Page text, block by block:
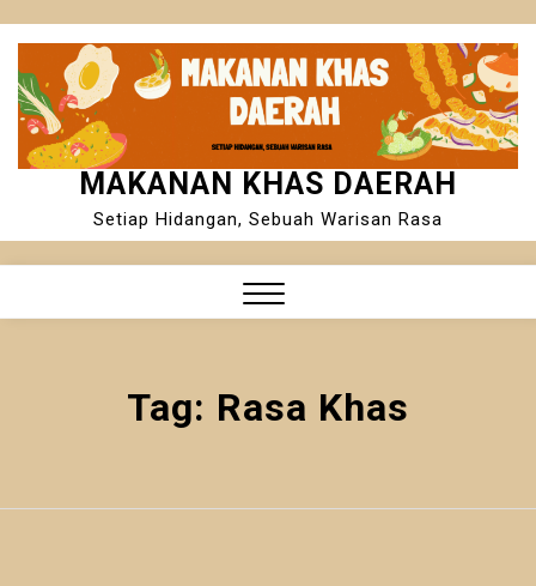
Skip
content
MAKANAN KHAS DAERAH
Setiap Hidangan, Sebuah Warisan Rasa
Tag: Rasa Khas